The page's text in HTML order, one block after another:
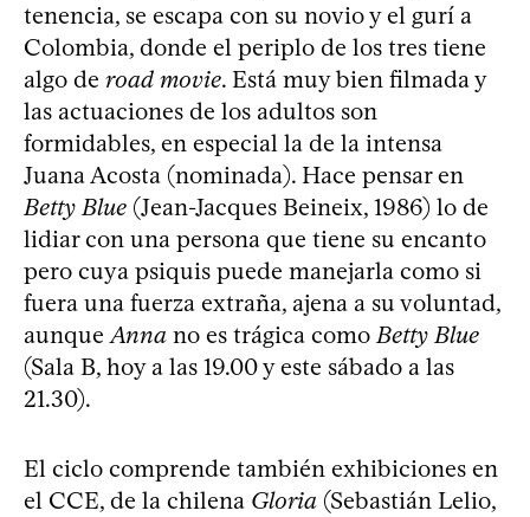
tenencia, se escapa con su novio y el gurí a
Colombia, donde el periplo de los tres tiene
algo de road movie. Está muy bien filmada y
las actuaciones de los adultos son
formidables, en especial la de la intensa
Juana Acosta (nominada). Hace pensar en
Betty Blue (Jean-Jacques Beineix, 1986) lo de
lidiar con una persona que tiene su encanto
pero cuya psiquis puede manejarla como si
fuera una fuerza extraña, ajena a su voluntad,
aunqueAnna no es trágica comoBetty Blue
(Sala B, hoy a las 19.00 y este sábado a las
21.30).
El ciclo comprende también exhibiciones en
el CCE, de la chilena Gloria (Sebastián Lelio,